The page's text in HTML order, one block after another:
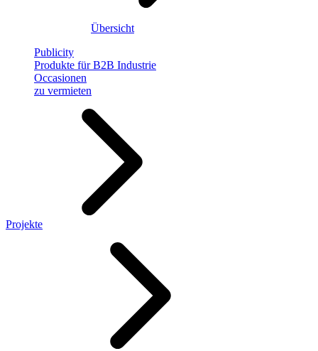
Übersicht
Publicity
Produkte für B2B Industrie
Occasionen
zu vermieten
Projekte